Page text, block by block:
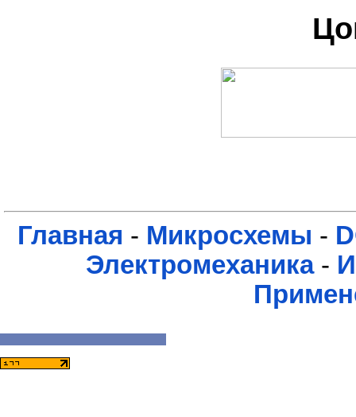
Главная - Микросхемы -
Электромеханика-